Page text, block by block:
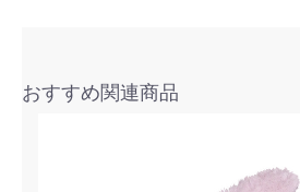
おすすめ関連商品